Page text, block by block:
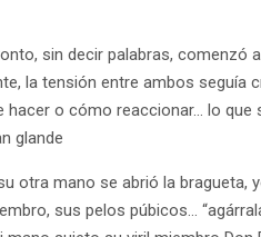
sin decir palabras, comenzó
la tensión entre ambos seguía
o cómo reaccionar… lo que
glande
otra mano se abrió la bragueta,
sus pelos púbicos…